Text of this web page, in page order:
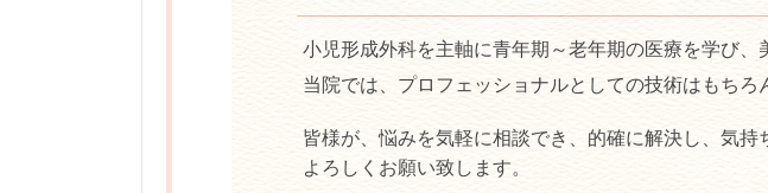
小児形成外科を主軸に青年期～老年期の医療を学び、
当院では、プロフェッショナルとしての技術はもちろ
皆様が、悩みを気軽に相談でき、的確に解決し、気持
よろしくお願い致します。